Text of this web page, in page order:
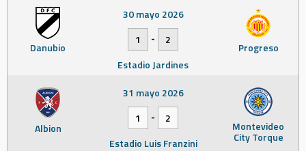
Danubio Progreso
30 mayo 2026
1
-
2
Estadio Jardines
Albion Montevideo
City Torque
31 mayo 2026
1
-
2
Estadio Luis Franzini